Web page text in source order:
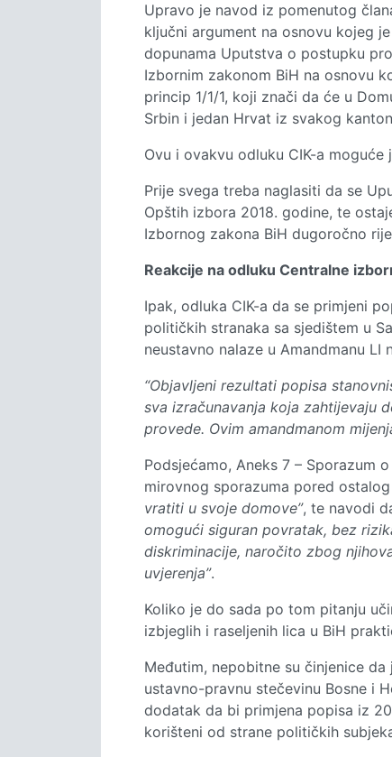
Upravo je navod iz pomenutog
ključni argument na osnovu kojeg
dopunama Uputstva o postupku
Izbornim zakonom BiH na osnovu
princip 1/1/1, koji znači da će u
Srbin i jedan Hrvat iz svakog
Ovu i ovakvu odluku CIK-a
Prije svega treba naglasiti da se
Opštih izbora 2018. godine, te
Izbornog zakona BiH dugoročno
Reakcije na odluku Centralne
Ipak, odluka CIK-a da se primjeni
političkih stranaka sa sjedištem u
neustavno nalaze u Amandmanu LI
“Objavljeni rezultati popisa
sva izračunavanja koja zahtijevaju
provede. Ovim amandmanom
Podsjećamo, Aneks 7 – Sporazum
mirovnog sporazuma pored
vratiti u svoje domove”, te navodi
omogući siguran povratak, bez
diskriminacije, naročito zbog
uvjerenja”.
Koliko je do sada po tom pitanju
izbjeglih i raseljenih lica u BiH
Međutim, nepobitne su činjenice
ustavno-pravnu stečevinu Bosne i
dodatak da bi primjena popisa iz
korišteni od strane političkih